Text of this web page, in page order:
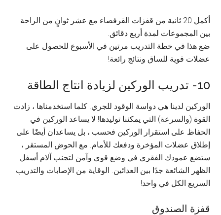
أكمل 20 ثانية من قفزات القرفصاء مع عشر ثوانٍ من الراحة
بين المجموعات لمدة أربع دقائق.
ضع هذا في خطة التدريب مرتين في الأسبوع للحصول على
عضلات قوية للساق ونتائج رائعة!
10- تدريب الوركين لزيادة انتاج الطاقة
الوركين لدينا هي دواسة الوقود للجري. كلما استخدمناها ، زادت
القوة (والسرعة) التي يمكننا توليدها! لا يساعد الوركين في
الحفاظ على استقرار الوركين فحسب ، بل يساعدان أيضًا على
إطلاق عضلات المؤخرة ودفعك للأمام. مع الحوض المستقر ،
ستضع عمودك الفقري في وضع قوي وآمن لتجنب آلام أسفل
الظهر الشائعة جدًا بين العدائين. الوقاية من الإصابات والتدريب
السريع الكل في واحد!
قفزة الصندوق